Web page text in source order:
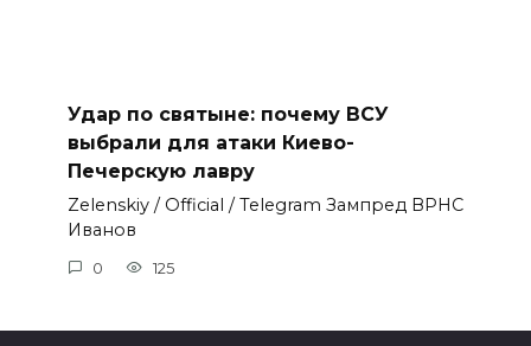
Удар по святыне: почему ВСУ
выбрали для атаки Киево-
Печерскую лавру
Zеlеnskiу / Оfficiаl / Telegram Зампред ВРНС
Иванов
0 125